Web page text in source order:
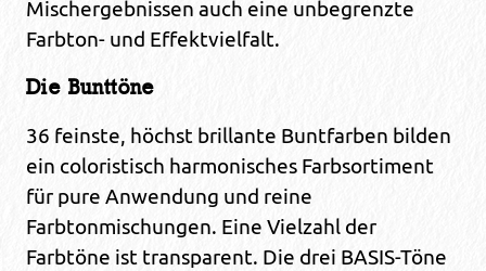
Mischergebnissen auch eine unbegrenzte
Farbton- und Effektvielfalt.
Die Bunttöne
36 feinste, höchst brillante Buntfarben bilden
ein coloristisch harmonisches Farbsortiment
für pure Anwendung und reine
Farbtonmischungen. Eine Vielzahl der
Farbtöne ist transparent. Die drei BASIS-Töne